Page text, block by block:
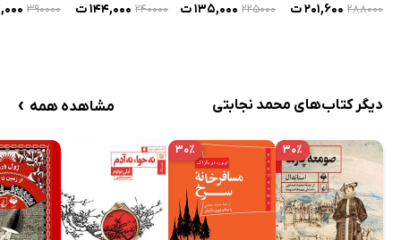
۲۸۸۰۰۰ ۲۰۱,۶۰۰ ت ۲۲۵۰۰۰ ۱۳۵,۰۰۰ ت ۲۴۰۰۰۰ ۱۴۴,۰۰۰ ت ۳۹۰۰۰۰
دیگر کتاب‌های محمد نجابتی مشاهده همه ›
۳۰٪ ۳۰٪